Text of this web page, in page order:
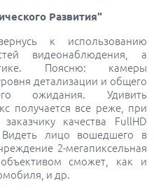
Развития"
к использованию
видеонаблюдения, а
Поясню: камеры
детализации и общего
ожидания. Удивить
получается все реже, при
качества FullHD
лицо вошедшего в
2-мегапиксельная
сможет, как и
и др.